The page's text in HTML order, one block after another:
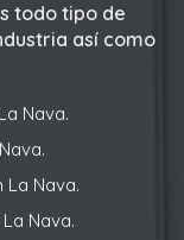
todo tipo de
así como
Nava.
Nava.
Nava.